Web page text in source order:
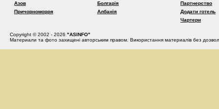
Азов
Причорноморря
Болгарія
Албанія
Партнерство
Додати готель
Чартери
Copyright © 2002 - 2026 "ASINFO"
Материали та фото захищені авторським правом. Використання материалів без